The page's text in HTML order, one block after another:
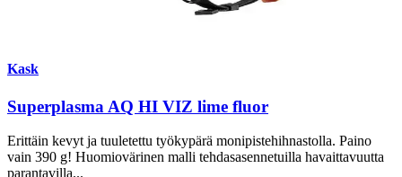
Kask
Superplasma AQ HI VIZ lime fluor
Erittäin kevyt ja tuuletettu työkypärä monipistehihnastolla. Paino
vain 390 g! Huomiovärinen malli tehdasasennetuilla havaittavuutta
parantavilla...